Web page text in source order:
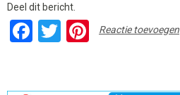
Deel dit bericht.
Facebook
TwitterPinterest
Reactie toevoegen